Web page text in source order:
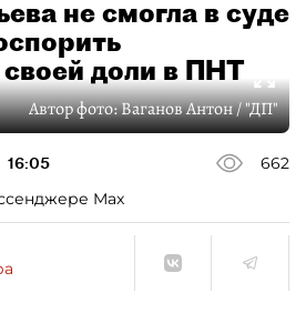
не смогла в суде
доли в ПНТ
Автор фото:Ваганов Антон / "ДП"
16:05
662
Max